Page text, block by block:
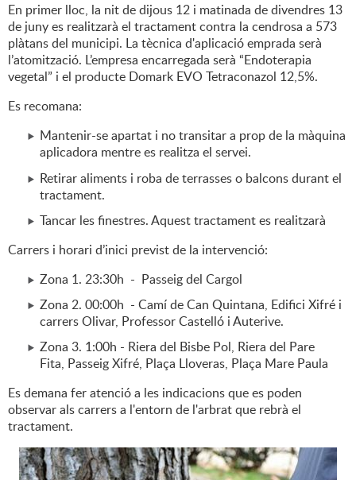
En primer lloc, la nit de dijous 12 i matinada de divendres 13
de juny es realitzarà el tractament contra la cendrosa a 573
plàtans del municipi. La tècnica d'aplicació emprada serà
l’atomització. L’empresa encarregada serà “Endoterapia
vegetal” i el producte Domark EVO Tetraconazol 12,5%.
Es recomana:
Mantenir-se apartat i no transitar a prop de la màquina
aplicadora mentre es realitza el servei.
Retirar aliments i roba de terrasses o balcons durant el
tractament.
Tancar les finestres. Aquest tractament es realitzarà
Carrers i horari d’inici previst de la intervenció:
Zona 1. 23:30h - Passeig del Cargol
Zona 2. 00:00h - Camí de Can Quintana, Edifici Xifré i
carrers Olivar, Professor Castelló i Auterive.
Zona 3. 1:00h - Riera del Bisbe Pol, Riera del Pare
Fita, Passeig Xifré, Plaça Lloveras, Plaça Mare Paula
Es demana fer atenció a les indicacions que es poden
observar als carrers a l'entorn de l'arbrat que rebrà el
tractament.